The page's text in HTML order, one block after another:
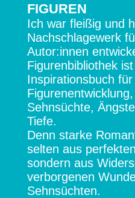
FIGUREN
Ich war fleißig und
Nachschlagewerk
Autor:innen
Figurenbibliothek
Inspirationsbuch
Sehnsüchte,
Tiefe.
Denn starke
selten aus
sondern aus
verborgenen
Sehnsüchten.